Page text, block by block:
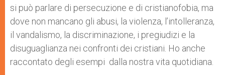
si può parlare di persecuzione e di cristianofobia, ma
dove non mancano gli abusi, la violenza, l’intolleranza,
il vandalismo, la discriminazione, i pregiudizi e la
disuguaglianza nei confronti dei cristiani. Ho anche
raccontato degli esempi dalla nostra vita quotidiana.